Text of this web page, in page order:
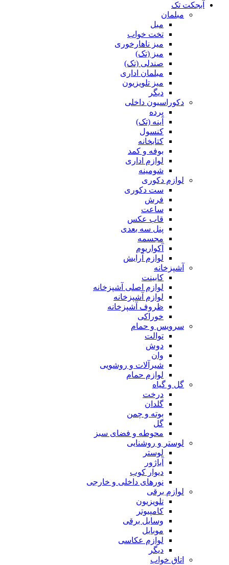
آبجکت تک
مبلمان
مبل
تخت خواب
میز ناهارخوری
میز (تک)
صندلی (تک)
مبلمان اداری
میز تلویزیون
دیگر
دکوراسیون داخلی
پرده
آینه (تک)
کنسول
کتابخانه
بوفه و کمد
لوازم اداری
شومینه
لوازم دکوری
ست دکوری
فرش
ساعت
قاب عکس
پنل سه بعدی
مجسمه
آکواریوم
لوازم آرایش
آشپزخانه
کابینت
لوازم اصلی آشپزخانه
لوازم آشپزخانه
ظروف آشپزخانه
خوراکی
سرویس و حمام
توالت
دوش
وان
شیرآلات و روشویی
لوازم حمام
گل و گیاه
درخت
گلدان
بوته و چمن
گل
محوطه و فضای سبز
لوستر و روشنایی
لوستر
آباژور
دیوار کوب
نورهای داخلی و خارجی
لوازم برقی
تلویزیون
کامپیوتر
وسایل برقی
موبایل
لوازم عکاسی
دیگر
اتاق خواب